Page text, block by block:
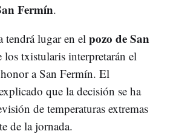
Fermín.
tendrá lugar en el pozo de San
los txistularis interpretarán el
a San Fermín. El
que la decisión se ha
de temperaturas extremas
de la jornada.